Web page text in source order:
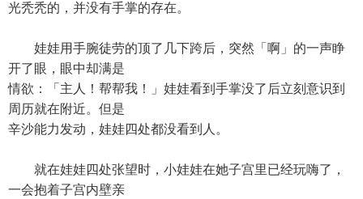
光秃秃的，并没有手掌的存在。
娃娃用手腕徒劳的顶了几下跨后，突然「啊」的一声睁
开了眼，眼中却满是
情欲：「主人！帮帮我！」娃娃看到手掌没了后立刻意识到
周历就在附近。但是
辛沙能力发动，娃娃四处都没看到人。
就在娃娃四处张望时，小娃娃在她子宫里已经玩嗨了，
一会抱着子宫内壁亲